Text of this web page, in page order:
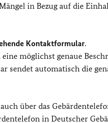
in Bezug auf die
Kontaktformular.
möglichst genaue
sendet automatisch die
über das
in Deutscher